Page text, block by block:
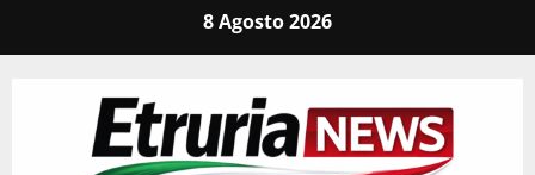
8 Agosto 2026